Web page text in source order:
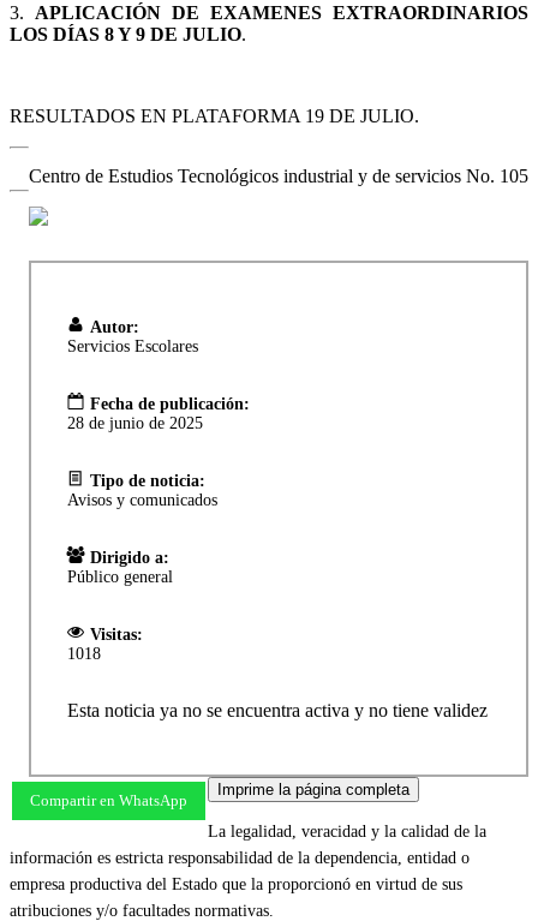
3. APLICACIÓN DE EXAMENES EXTRAORDINARIOS
LOS DÍAS 8 Y 9 DE JULIO.
RESULTADOS EN PLATAFORMA 19 DE JULIO.
Centro de Estudios Tecnológicos industrial y de servicios No. 105
Autor:
Servicios Escolares
Fecha de publicación:
28 de junio de 2025
Tipo de noticia:
Avisos y comunicados
Dirigido a:
Público general
Visitas:
1018
Esta noticia ya no se encuentra activa y no tiene validez
Compartir en WhatsApp
Imprime la página completa
La legalidad, veracidad y la calidad de la
información es estricta responsabilidad de la dependencia, entidad o
empresa productiva del Estado que la proporcionó en virtud de sus
atribuciones y/o facultades normativas.